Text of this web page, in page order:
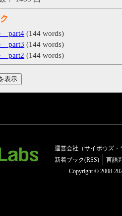
part4 (144 words)
part3 (144 words)
part2 (144 words)
運営会社（サイボウズ・
新着ブック(RSS)
言語
Copyright © 2008-